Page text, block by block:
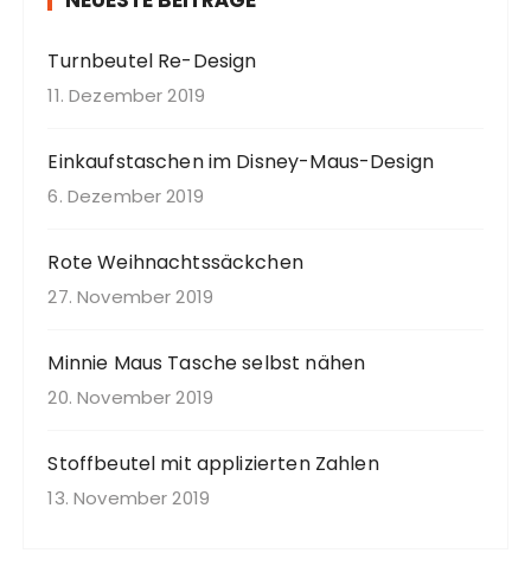
h
:
Turnbeutel Re-Design
11. Dezember 2019
Einkaufstaschen im Disney-Maus-Design
6. Dezember 2019
Rote Weihnachtssäckchen
27. November 2019
Minnie Maus Tasche selbst nähen
20. November 2019
Stoffbeutel mit applizierten Zahlen
13. November 2019